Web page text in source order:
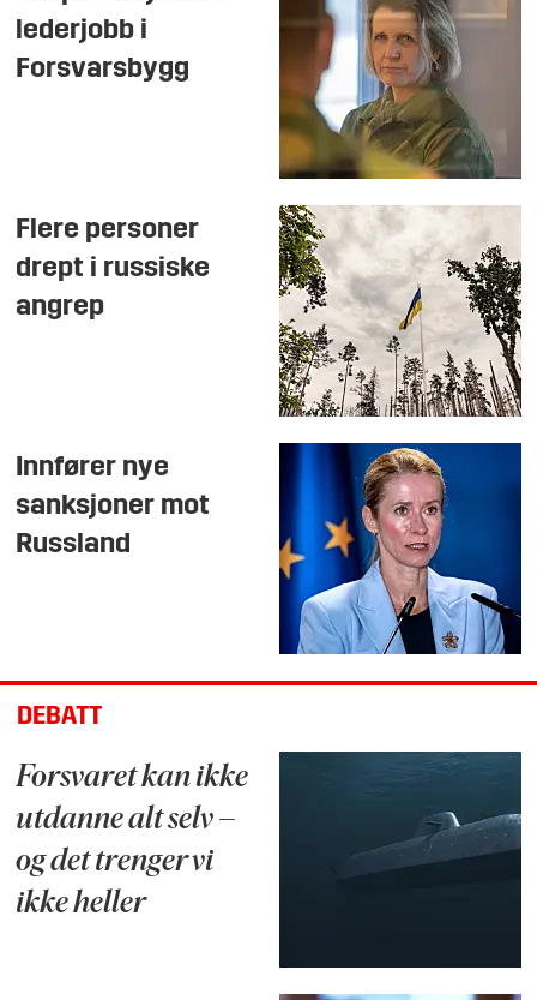
lederjobb i
Forsvarsbygg
Flere personer
drept i russiske
angrep
Innfører nye
sanksjoner mot
Russland
DEBATT
Forsvaret kan ikke
utdanne alt selv –
og det trenger vi
ikke heller